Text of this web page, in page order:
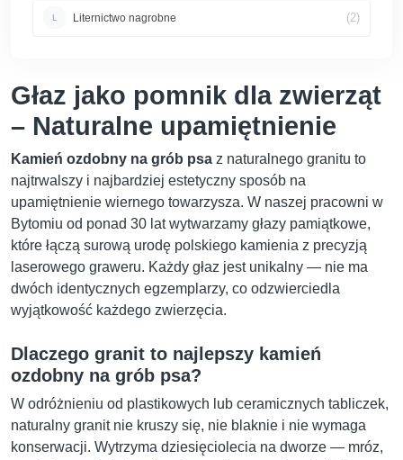
L Liternictwo nagrobne (2)
Głaz jako pomnik dla zwierząt
– Naturalne upamiętnienie
Kamień ozdobny na grób psa z naturalnego granitu to
najtrwalszy i najbardziej estetyczny sposób na
upamiętnienie wiernego towarzysza. W naszej pracowni w
Bytomiu od ponad 30 lat wytwarzamy głazy pamiątkowe,
które łączą surową urodę polskiego kamienia z precyzją
laserowego graweru. Każdy głaz jest unikalny — nie ma
dwóch identycznych egzemplarzy, co odzwierciedla
wyjątkowość każdego zwierzęcia.
Dlaczego granit to najlepszy kamień
ozdobny na grób psa?
W odróżnieniu od plastikowych lub ceramicznych tabliczek,
naturalny granit nie kruszy się, nie blaknie i nie wymaga
konserwacji. Wytrzyma dziesięciolecia na dworze — mróz,